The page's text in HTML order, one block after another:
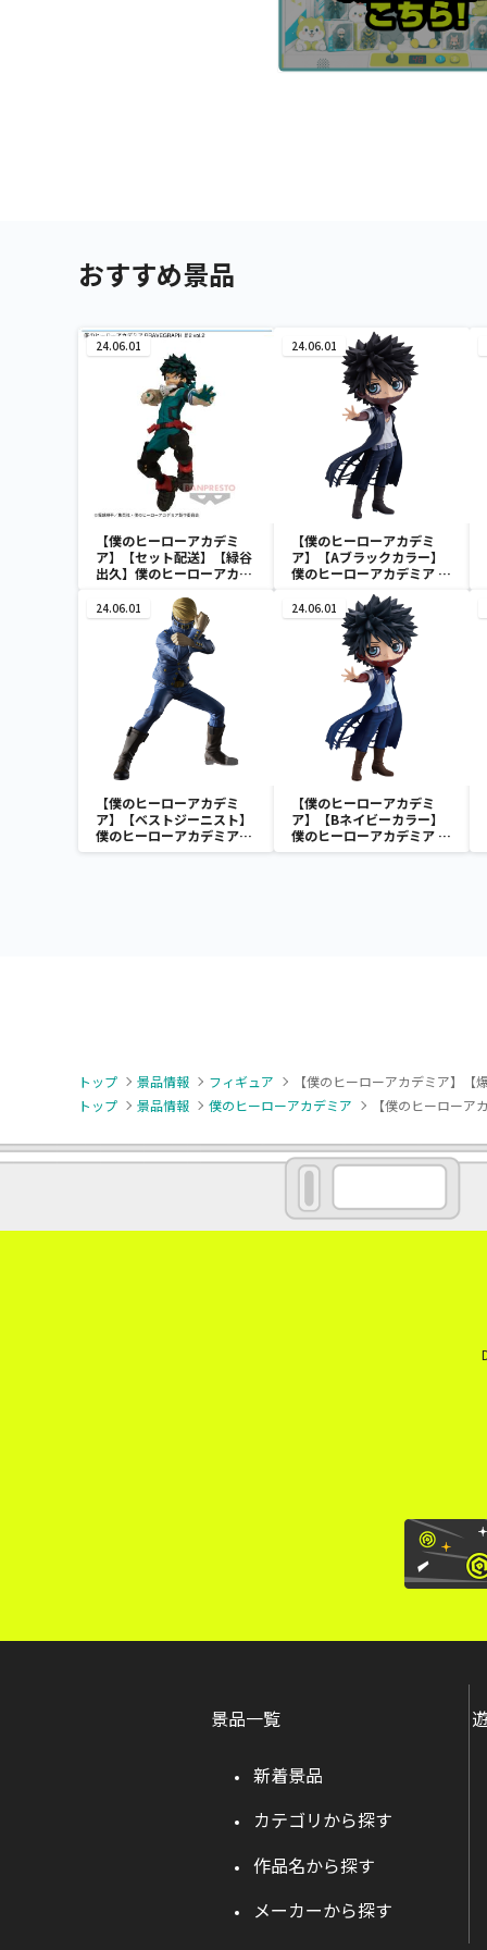
おすすめ景品
24.06.01
【僕のヒーローアカデミ
ア】【セット配送】【緑谷
出久】僕のヒーローアカデ
vol.2
24.06.01
【僕のヒーローアカデミ
ア】【Aブラックカラー】
僕のヒーローアカデミア Q
posket-荼毘-
24.06.01
【僕のヒーローアカデミ
ア】【ベストジーニスト】
僕のヒーローアカデミア
THE AMAZING HEROES
24.06.01
【僕のヒーローアカデミ
ア】【Bネイビーカラー】
僕のヒーローアカデミア Q
posket-荼毘-
トップ 景品情報 フィギュア
【僕のヒーローアカデミア】【
トップ
景品情報 僕のヒーローアカデミア 【僕のヒーロー
景品一覧
新着景品
カテゴリから探す
作品名から探す
メーカーから探す